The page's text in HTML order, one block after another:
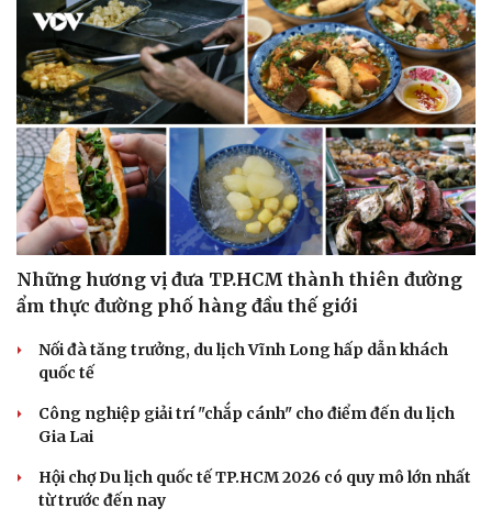
Nam khoa
Làm đẹp - giảm cân
Phòng mạch online
Ăn sạch sống khỏe
Những hương vị đưa TP.HCM thành thiên đường
ẩm thực đường phố hàng đầu thế giới
Nối đà tăng trưởng, du lịch Vĩnh Long hấp dẫn khách
quốc tế
Công nghiệp giải trí "chắp cánh" cho điểm đến du lịch
Gia Lai
Hội chợ Du lịch quốc tế TP.HCM 2026 có quy mô lớn nhất
từ trước đến nay